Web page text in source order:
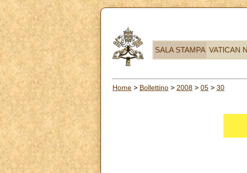
SALA STAMPA VATICAN
Home > Bollettino > 2008 > 05 > 30